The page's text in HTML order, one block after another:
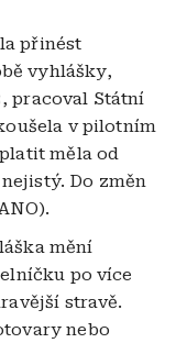
přinést
vyhlášky,
pracoval Státní
v pilotním
měla od
Do změn
mění
po více
stravě.
nebo